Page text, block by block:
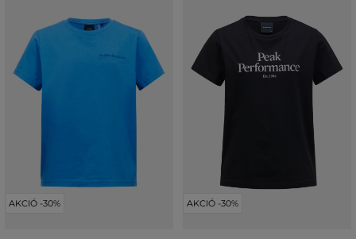
AKCIÓ -30% AKCIÓ -30%